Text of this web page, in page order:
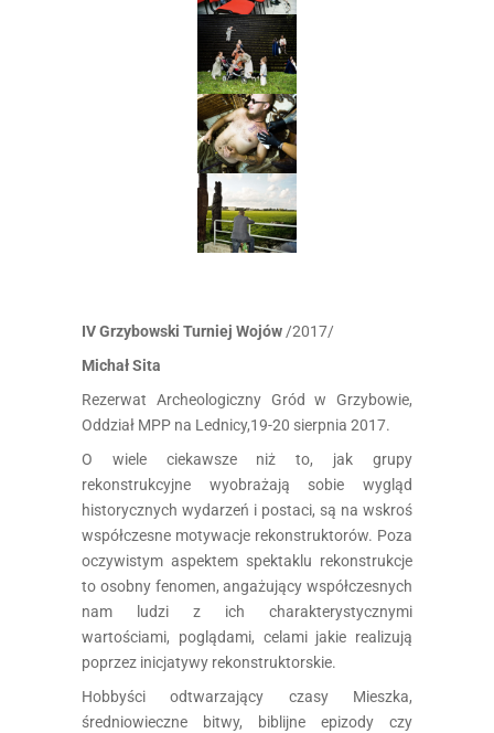
IV Grzybowski Turniej Wojów /2017/
Michał Sita
Rezerwat Archeologiczny Gród w Grzybowie,
Oddział MPP na Lednicy,19-20 sierpnia 2017.
O wiele ciekawsze niż to, jak grupy
rekonstrukcyjne wyobrażają sobie wygląd
historycznych wydarzeń i postaci, są na wskroś
współczesne motywacje rekonstruktorów. Poza
oczywistym aspektem spektaklu rekonstrukcje
to osobny fenomen, angażujący współczesnych
nam ludzi z ich charakterystycznymi
wartościami, poglądami, celami jakie realizują
poprzez inicjatywy rekonstruktorskie.
Hobbyści odtwarzający czasy Mieszka,
średniowieczne bitwy, biblijne epizody czy